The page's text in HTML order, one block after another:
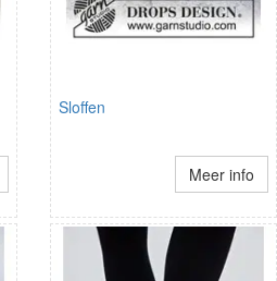
Sloffen
Meer info